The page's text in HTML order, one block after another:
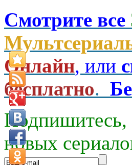
Смотрите все
Онлайн, или
бесплатно.
Подпишитесь,
новых